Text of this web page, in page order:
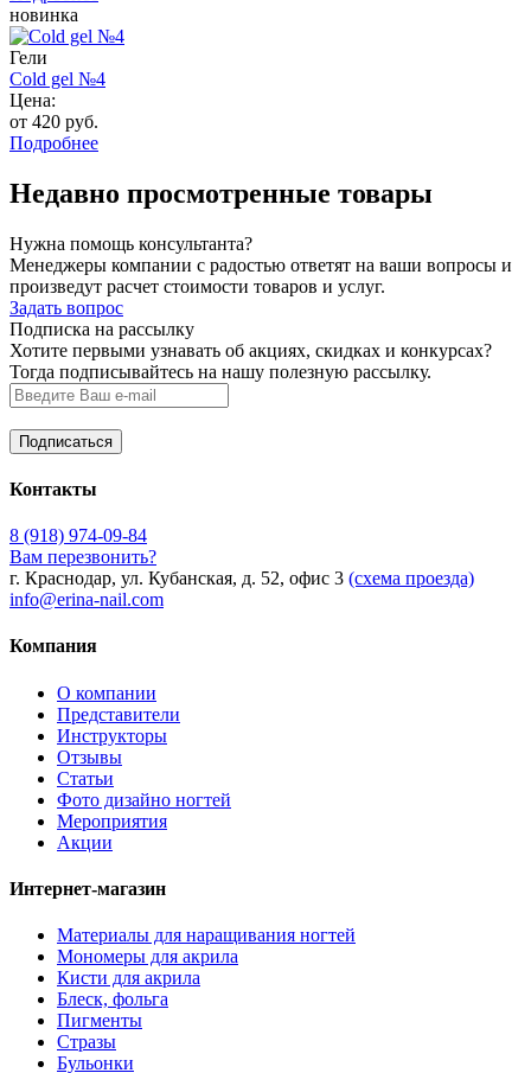
новинка
Гели
Cold gel №4
Цена:
от 420 руб.
Подробнее
Недавно просмотренные товары
Нужна помощь консультанта?
Менеджеры компании с радостью ответят на ваши вопросы и
произведут расчет стоимости товаров и услуг.
Задать вопрос
Подписка на рассылку
Хотите первыми узнавать об акциях, скидках и конкурсах?
Тогда подписывайтесь на нашу полезную рассылку.
Контакты
8 (918) 974-09-84
Вам перезвонить?
г. Краснодар, ул. Кубанская, д. 52, офис 3 (схема проезда)
info@erina-nail.com
Компания
О компании
Представители
Инструкторы
Отзывы
Статьи
Фото дизайно ногтей
Мероприятия
Акции
Интернет-магазин
Материалы для наращивания ногтей
Мономеры для акрила
Кисти для акрила
Блеск, фольга
Пигменты
Стразы
Бульонки